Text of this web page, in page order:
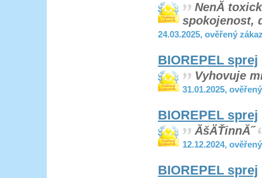
NenĂ­
spokojenost,
24.03.2025, ověřený
BIOREPEL sprej
Vyhovuje
31.01.2025,
BIOREPEL sprej
ĂšÄŤinnĂ˝
12.12.2024,
BIOREPEL sprej